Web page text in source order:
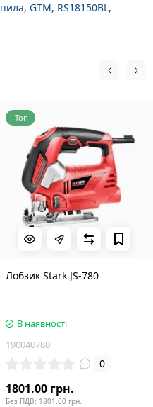
пила, GTM, RS18150BL,
Топ
Лобзик Stark JS-780
В наявності
190040780
0
1801.00 грн.
Без ПДВ: 1801.00 грн.